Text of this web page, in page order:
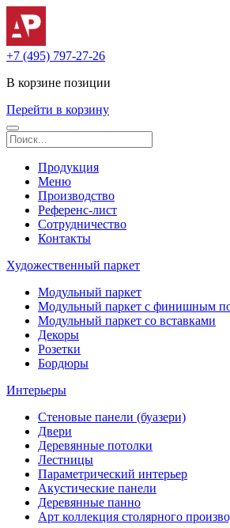
+7 (495) 797-27-26
В корзине позиции
Перейти в корзину
Продукция
Меню
Производство
Референс-лист
Сотрудничество
Контакты
Художественный паркет
Модульный паркет
Модульный паркет с финишным
Модульный паркет со вставками
Декоры
Розетки
Бордюры
Интерьеры
Стеновые панели (буазери)
Двери
Деревянные потолки
Лестницы
Параметрический интерьер
Акустические панели
Деревянные панно
Арт коллекция столярного